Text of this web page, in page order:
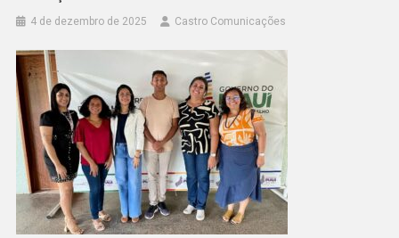
4 de dezembro de 2025 Castro Comunicações